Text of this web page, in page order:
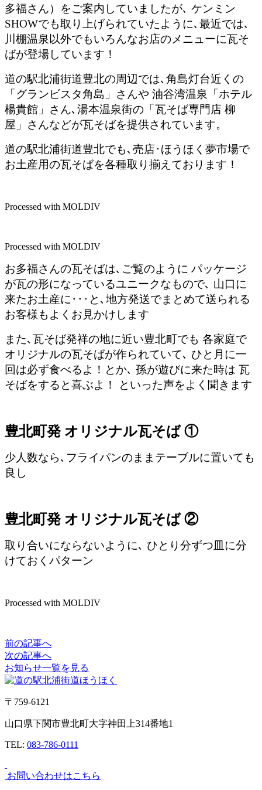
多福さん）をご案内していましたが､ ケンミン
SHOWでも取り上げられていたように､最近では､
川棚温泉以外でもいろんなお店のメニューに瓦そ
ばが登場しています！
道の駅北浦街道豊北の周辺では､角島灯台近くの
「グランビスタ角島」さんや 油谷湾温泉「ホテル
楊貴館」さん､湯本温泉街の「瓦そば専門店 柳
屋」さんなどが瓦そばを提供されています。
道の駅北浦街道豊北でも､売店･ほうほく夢市場で
お土産用の瓦そばを各種取り揃えております！
Processed with MOLDIV
Processed with MOLDIV
お多福さんの瓦そばは､ご覧のように パッケージ
が瓦の形になっているユニークなもので､ 山口に
来たお土産に･･･と､地方発送でまとめて送られる
お客様もよくお見かけします
また､瓦そば発祥の地に近い豊北町でも 各家庭で
オリジナルの瓦そばが作られていて､ ひと月に一
回は必ず食べるよ！とか､ 孫が遊びに来た時は 瓦
そばをすると喜ぶよ！ といった声をよく聞きます
豊北町発 オリジナル瓦そば ①
少人数なら､フライパンのままテーブルに置いても
良し
豊北町発 オリジナル瓦そば ②
取り合いにならないように､ ひとり分ずつ皿に分
けておくパターン
Processed with MOLDIV
前の記事へ
次の記事へ
お知らせ一覧を見る
〒759-6121
山口県下関市豊北町大字神田上314番地1
TEL: 083-786-0111
お問い合わせはこちら